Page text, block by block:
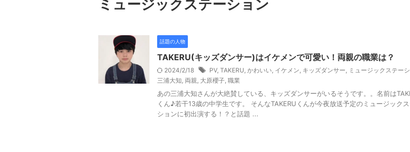
ミュージックステーション
話題の人物
TAKERU(キッズダンサー)はイケメンで可愛い！両親の職業は？
2024/2/18 PV, TAKERU, かわいい, イケメン, キッズダンサー, ミュージックステー
三浦大知, 両親, 大原櫻子, 職業
あの三浦大知さんが大絶賛している、キッズダンサーがいるそうです。。名前は
くん♪若干13歳の中学生です。 そんなTAKERUくんが今夜放送予定のミュージック
ションに初出演する！？と話題 ...